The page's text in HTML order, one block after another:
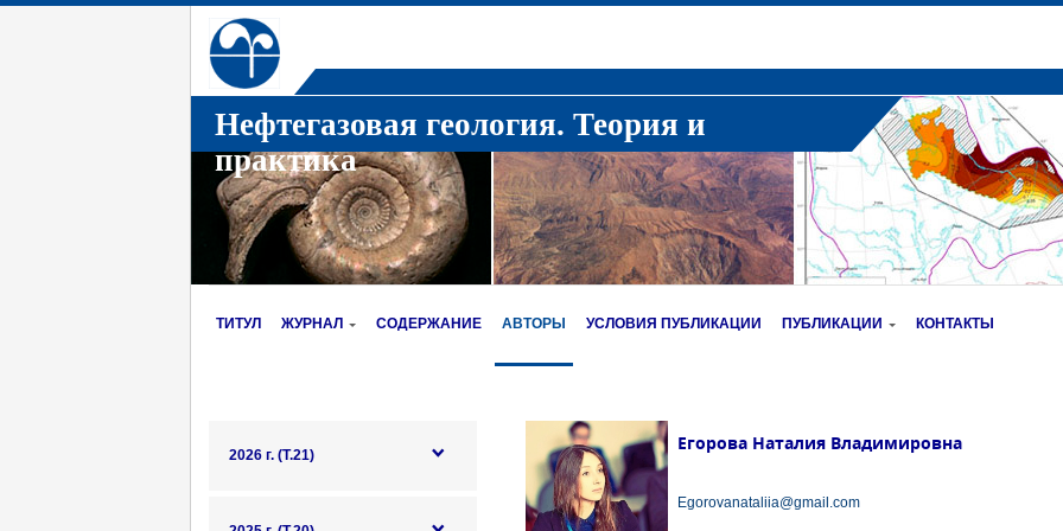
Нефтегазовая геология. Теория и
практика
ТИТУЛ ЖУРНАЛ СОДЕРЖАНИЕ АВТОРЫ УСЛОВИЯ ПУБЛИКАЦИИ ПУБЛИКАЦИИ КОНТАКТЫ
2026 г. (Т.21)
Егорова Наталия Владимировна
Egorovanataliia@gmail.com